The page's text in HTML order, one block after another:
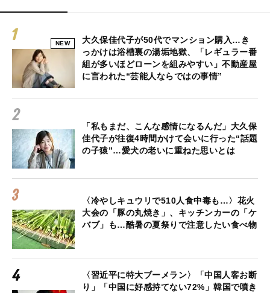
NEW
大久保佳代子が50代でマンション購入…き
っかけは浴槽裏の湯垢地獄、「レギュラー番
組が多いほどローンを組みやすい」不動産屋
に言われた“芸能人ならではの事情”
「私もまだ、こんな感情になるんだ」大久保
佳代子が往復4時間かけて会いに行った“話題
の子猿”…愛犬の老いに重ねた思いとは
〈冷やしキュウリで510人食中毒も…〉花火
大会の「豚の丸焼き」、キッチンカーの「ケ
バブ」も…酷暑の夏祭りで注意したい食べ物
〈習近平に特大ブーメラン〉「中国人客お断
り」「中国に好感持てない72%」韓国で噴き